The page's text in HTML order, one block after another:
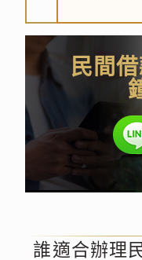
民間
誰適合辦理